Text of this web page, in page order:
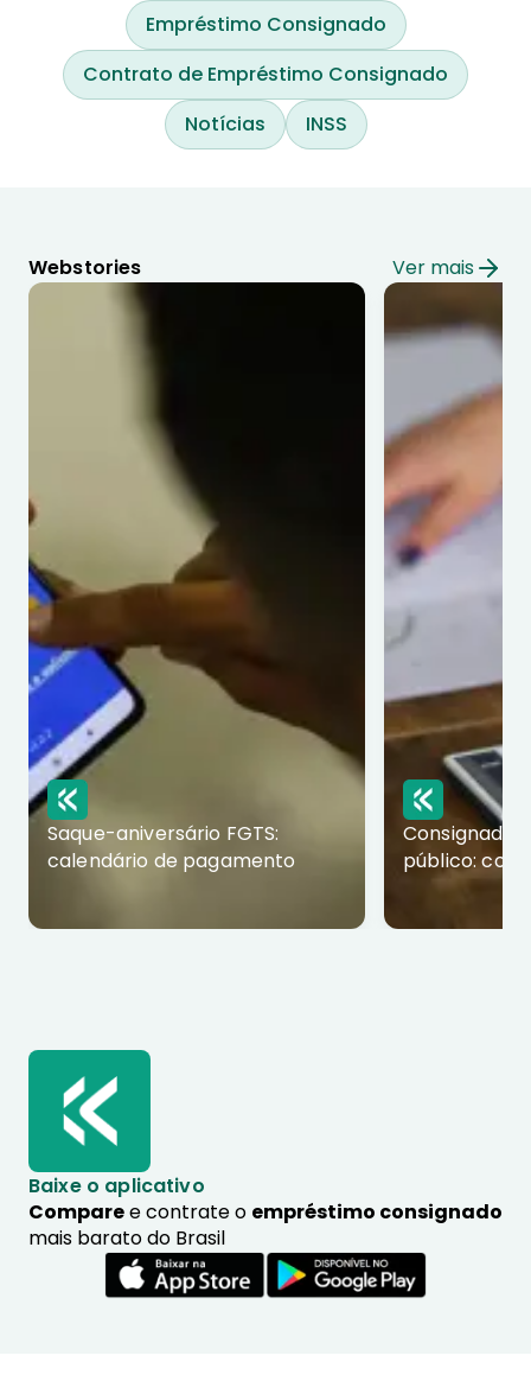
Empréstimo Consignado
Contrato de Empréstimo Consignado
Notícias
INSS
Webstories Ver mais
Saque-aniversário FGTS:
calendário de pagamento
Consignado
público:
Baixe o aplicativo
Comparee contrate o empréstimo consignado
mais barato do Brasil